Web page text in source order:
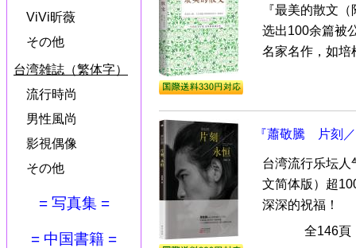
ViVi昕薇
その他
台湾雑誌（繁体字）
流行時尚
男性風尚
影視偶像
その他
= 写真集 =
= 中国書籍 =
『最美的散文
选出100余篇被
名家名作，如培
『蕭敬騰 片刻
台湾流行乐坛人
文简体版）超
深深的祝福！
全146